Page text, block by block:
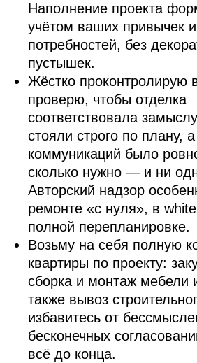
Наполнение проекта
учётом ваших привычек
потребностей, без
пустышек.
Жёстко проконтролирую
проверю, чтобы отделка
соответствовала
стояли строго по плану,
коммуникаций было
сколько нужно — и ни
Авторский надзор
ремонте «с нуля», в
полной перепланировке.
Возьму на себя полную
квартиры по проекту:
сборка и монтаж мебели
также вывоз
избавитесь от
бесконечных
всё до конца.